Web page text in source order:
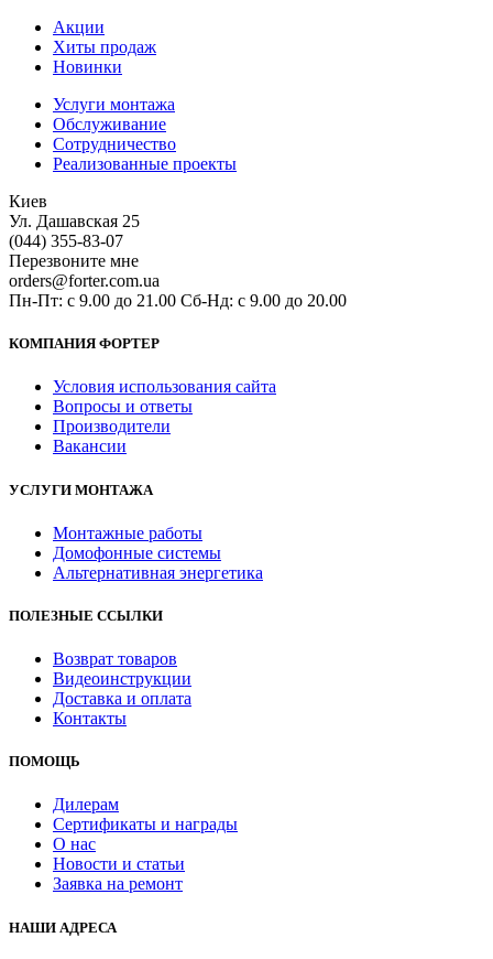
Акции
Хиты продаж
Новинки
Услуги монтажа
Обслуживание
Сотрудничество
Реализованные проекты
Киев
Ул. Дашавская 25
(044) 355-83-07
Перезвоните мне
orders@forter.com.ua
Пн-Пт: с 9.00 до 21.00 Сб-Нд: с 9.00 до 20.00
КОМПАНИЯ ФОРТЕР
Условия использования сайта
Вопросы и ответы
Производители
Вакансии
УСЛУГИ МОНТАЖА
Монтажные работы
Домофонные системы
Альтернативная энергетика
ПОЛЕЗНЫЕ ССЫЛКИ
Возврат товаров
Видеоинструкции
Доставка и оплата
Контакты
ПОМОЩЬ
Дилерам
Сертификаты и награды
О нас
Новости и статьи
Заявка на ремонт
НАШИ АДРЕСА